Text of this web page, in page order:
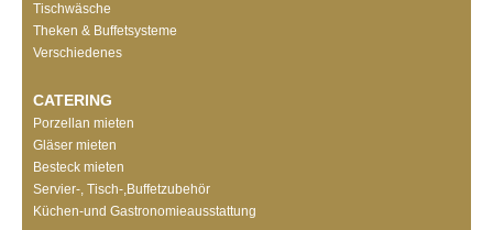
Tischwäsche
Theken & Buffetsysteme
Verschiedenes
CATERING
Porzellan mieten
Gläser mieten
Besteck mieten
Servier-, Tisch-,Buffetzubehör
Küchen-und Gastronomieausstattung